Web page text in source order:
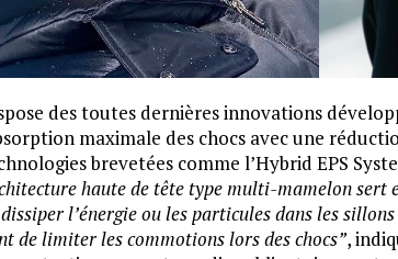
des toutes dernières innovations
maximale des chocs avec une
brevetées comme l’Hybrid EPS
haute de tête type multi-mamelon
l’énergie ou les particules dans les
de limiter les commotions lors des chocs”,